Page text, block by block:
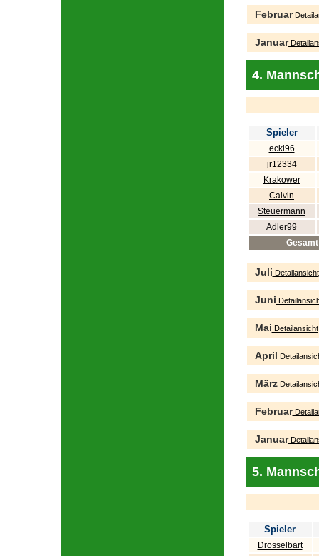
Februar
Januar
4.
Spieler
ecki96
jr12334
Krakower
Calvin
Steuermann
Adler99
Gesamt
Juli Detailansicht
Juni
Mai Detailansicht
April
März
Februar
Januar
5.
Spieler
Drosselbart